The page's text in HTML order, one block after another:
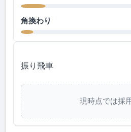
角換わり
振り飛車
現時点では採